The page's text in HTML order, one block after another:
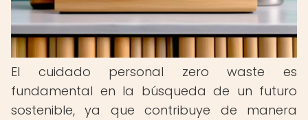
El cuidado personal zero waste es
fundamental en la búsqueda de un futuro
sostenible, ya que contribuye de manera